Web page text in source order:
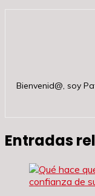
Bienvenid@, soy
Entradas